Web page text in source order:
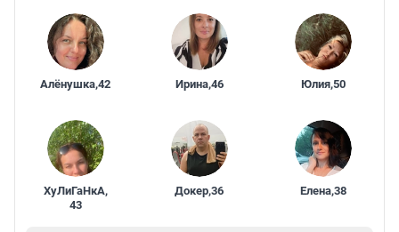
Алёнушка,42 Ирина,46 Юлия,50
ХуЛиГаНкА,
43
Докер,36 Елена,38